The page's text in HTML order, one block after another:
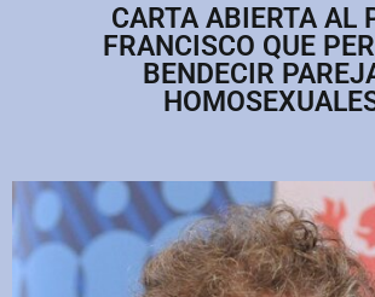
CARTA ABIERTA AL
FRANCISCO QUE
BENDECIR